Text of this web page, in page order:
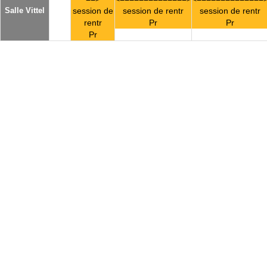
Salle Vittel
session de
rentr
Pr
session de rentr
Pr
session de rentr
Pr